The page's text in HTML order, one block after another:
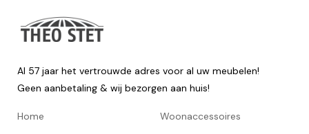
Al 57 jaar het vertrouwde adres voor al uw meubelen!
Geen aanbetaling & wij bezorgen aan huis!
Home
Woonaccessoires